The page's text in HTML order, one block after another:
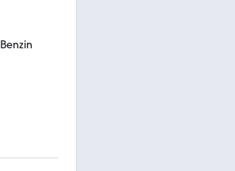
Benzin